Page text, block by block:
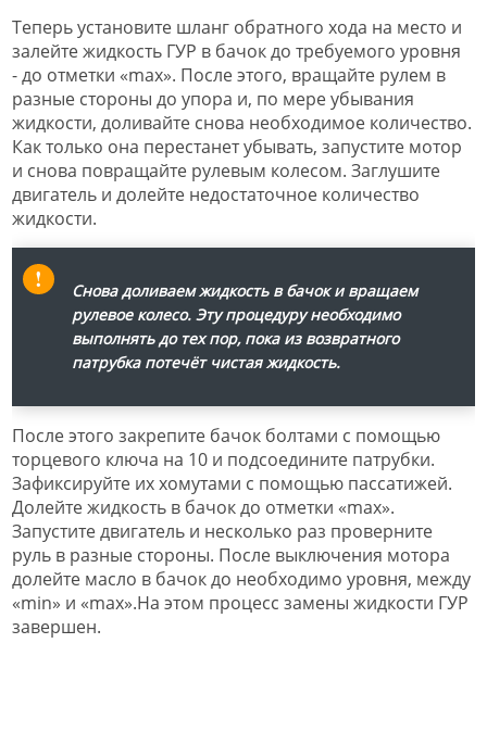
Теперь установите шланг обратного хода на место и
залейте жидкость ГУР в бачок до требуемого уровня
- до отметки «max». После этого, вращайте рулем в
разные стороны до упора и, по мере убывания
жидкости, доливайте снова необходимое количество.
Как только она перестанет убывать, запустите мотор
и снова повращайте рулевым колесом. Заглушите
двигатель и долейте недостаточное количество
жидкости.
Снова доливаем жидкость в бачок и вращаем
рулевое колесо. Эту процедуру необходимо
выполнять до тех пор, пока из возвратного
патрубка потечёт чистая жидкость.
После этого закрепите бачок болтами с помощью
торцевого ключа на 10 и подсоедините патрубки.
Зафиксируйте их хомутами с помощью пассатижей.
Долейте жидкость в бачок до отметки «max».
Запустите двигатель и несколько раз проверните
руль в разные стороны. После выключения мотора
долейте масло в бачок до необходимо уровня, между
«min» и «max».На этом процесс замены жидкости ГУР
завершен.​